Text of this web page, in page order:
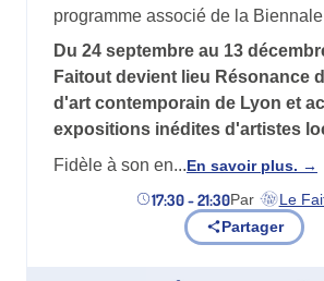
programme associé de la
Du 24 septembre au 13
Faitout devient lieu Résonance
d'art contemporain de Lyon et
expositions inédites d'artistes
Fidèle à son en...En savoir plus.
17:30 - 21:30Par Le
(nouvel
Partager